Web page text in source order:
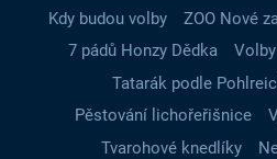
Kdy budou volby
ZOO Nové
7 pádů Honzy Dědka
Tatarák podle
Pěstování lichořeřišnice
Tvarohové knedlíky